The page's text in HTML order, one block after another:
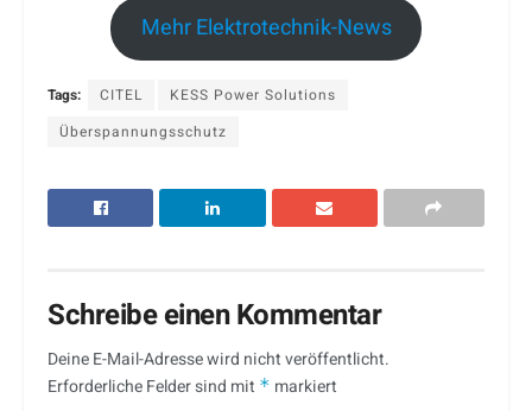
Mehr Elektrotechnik-News
Tags: CITEL
KESS Power Solutions
Überspannungsschutz
Schreibe einen Kommentar
Deine E-Mail-Adresse wird nicht veröffentlicht.
Erforderliche Felder sind mit * markiert